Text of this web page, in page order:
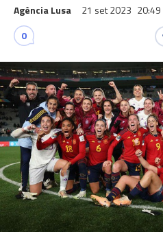
Agência Lusa 21 set 2023 20:49
0